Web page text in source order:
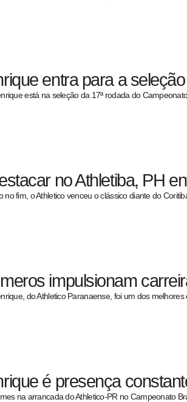
entra para a
está na seleção da 17ª rodada do
no Athletiba, PH
fim, o Athletico venceu o clássico diante do
impulsionam
do Athletico Paranaense, foi um dos
é presença
na arrancada do Athletico-PR no Campeonato